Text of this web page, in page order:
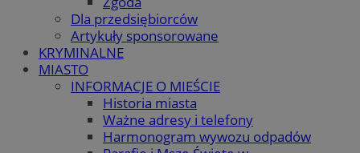
Dla przedsiębiorców
Artykuły sponsorowane
KRYMINALNE
MIASTO
INFORMACJE O MIEŚCIE
Historia miasta
Ważne adresy i telefony
Harmonogram wywozu odpadów